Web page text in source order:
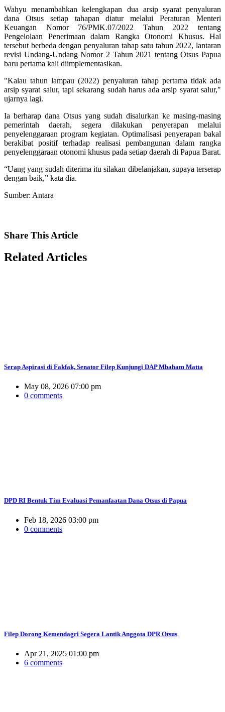
Wahyu menambahkan kelengkapan dua arsip syarat penyaluran
dana Otsus setiap tahapan diatur melalui Peraturan Menteri
Keuangan Nomor 76/PMK.07/2022 Tahun 2022 tentang
Pengelolaan Penerimaan dalam Rangka Otonomi Khusus. Hal
tersebut berbeda dengan penyaluran tahap satu tahun 2022, lantaran
revisi Undang-Undang Nomor 2 Tahun 2021 tentang Otsus Papua
baru pertama kali diimplementasikan.
"Kalau tahun lampau (2022) penyaluran tahap pertama tidak ada
arsip syarat salur, tapi sekarang sudah harus ada arsip syarat salur,"
ujarnya lagi.
Ia berharap dana Otsus yang sudah disalurkan ke masing-masing
pemerintah daerah, segera dilakukan penyerapan melalui
penyelenggaraan program kegiatan. Optimalisasi penyerapan bakal
berakibat positif terhadap realisasi pembangunan dalam rangka
penyelenggaraan otonomi khusus pada setiap daerah di Papua Barat.
“Uang yang sudah diterima itu silakan dibelanjakan, supaya terserap
dengan baik,” kata dia.
Sumber: Antara
Share This Article
RelatedArticles
Serap Aspirasi di Fakfak, Senator Filep Kunjungi DAP Mbaham Matta
May 08, 2026 07:00 pm
0 comments
DPD RI Bentuk Tim Evaluasi Pemanfaatan Dana Otsus di Papua
Feb 18, 2026 03:00 pm
0 comments
Filep Dorong Kemendagri Segera Lantik Anggota DPR Otsus
Apr 21, 2025 01:00 pm
6 comments